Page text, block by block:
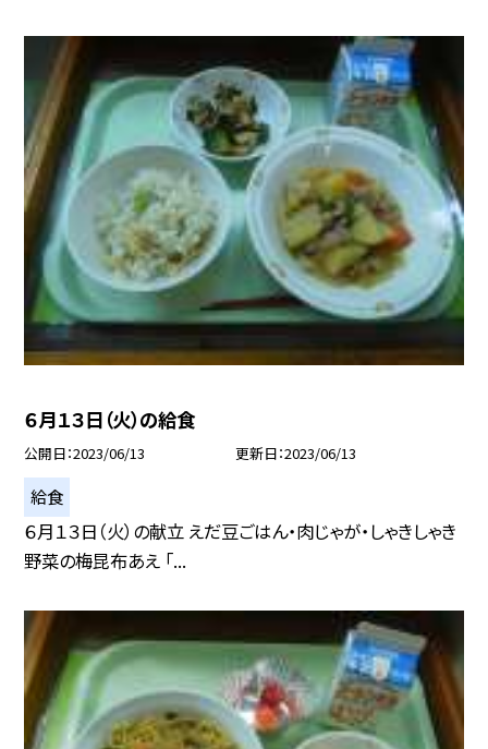
６月１３日（火）の給食
公開日 2023/06/13 更新日 2023/06/13
給食
６月１３日（火）の献立 えだ豆ごはん・肉じゃが・しゃきしゃき
野菜の梅昆布あえ 「...